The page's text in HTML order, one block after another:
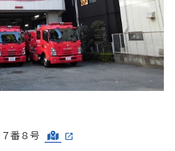
番８号